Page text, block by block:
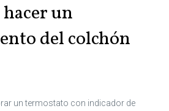
un
del colchón
un termostato con indicador de